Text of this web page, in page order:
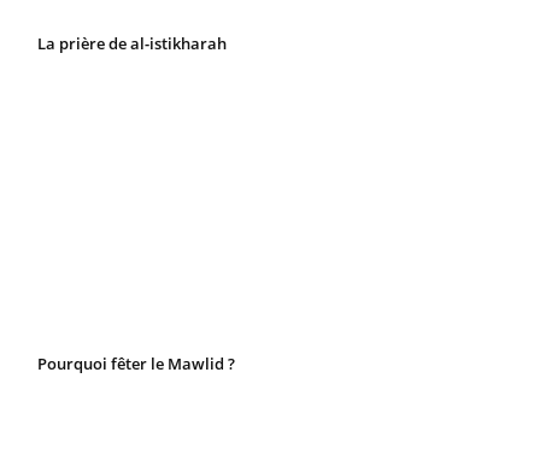
La prière de al-istikharah
Pourquoi fêter le Mawlid ?